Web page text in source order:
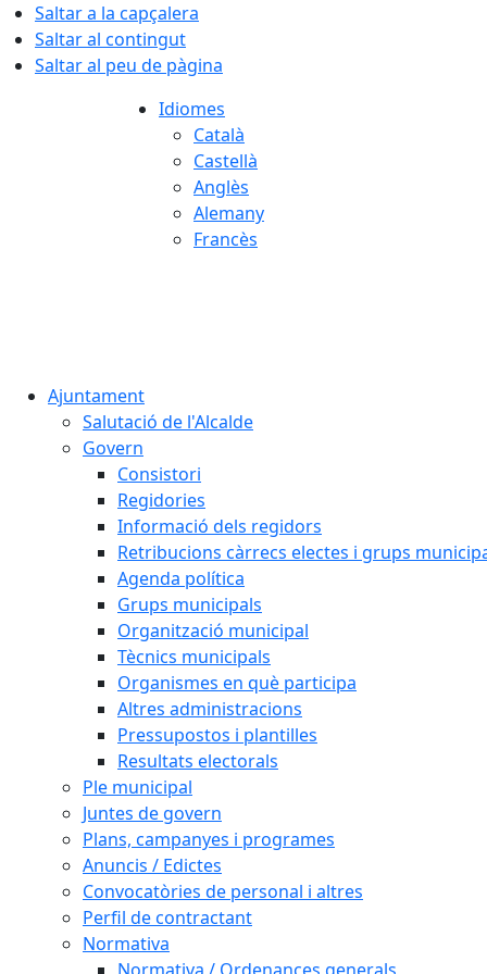
Saltar a la capçalera
Saltar al contingut
Saltar al peu de pàgina
Idiomes
Català
Castellà
Anglès
Alemany
Francès
Ajuntament
Salutació de l'Alcalde
Govern
Consistori
Regidories
Informació dels regidors
Retribucions càrrecs electes i grups
Agenda política
Grups municipals
Organització municipal
Tècnics municipals
Organismes en què participa
Altres administracions
Pressupostos i plantilles
Resultats electorals
Ple municipal
Juntes de govern
Plans, campanyes i programes
Anuncis / Edictes
Convocatòries de personal i altres
Perfil de contractant
Normativa